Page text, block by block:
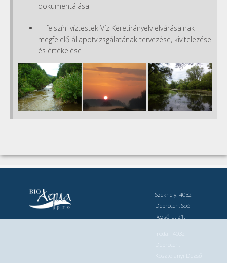
dokumentálása
felszíni víztestek Víz Keretirányelv elvárásainak
megfelelő állapotvizsgálatának tervezése, kivitelezése
és értékelése
kornyved-01.png
Székhely: 4032
Debrecen, Soó
Rezső u. 21.
Iroda: 4032
Kosztolányi Dezső